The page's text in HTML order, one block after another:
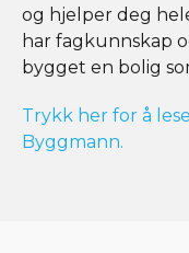
og hjelper deg
har fagkunnskap
bygget en bolig
Trykk her for å
Byggmann.